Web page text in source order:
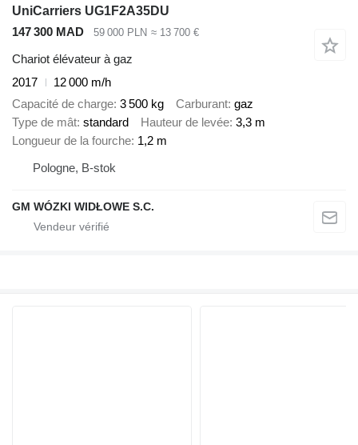
UniCarriers UG1F2A35DU
147 300 MAD
59 000 PLN ≈ 13 700 €
Chariot élévateur à gaz
2017
12 000 m/h
Capacité de charge 3 500 kg Carburant gaz
Type de mât standard Hauteur de levée 3,3 m
Longueur de la fourche 1,2 m
Pologne, B-stok
GM WÓZKI WIDŁOWE S.C.